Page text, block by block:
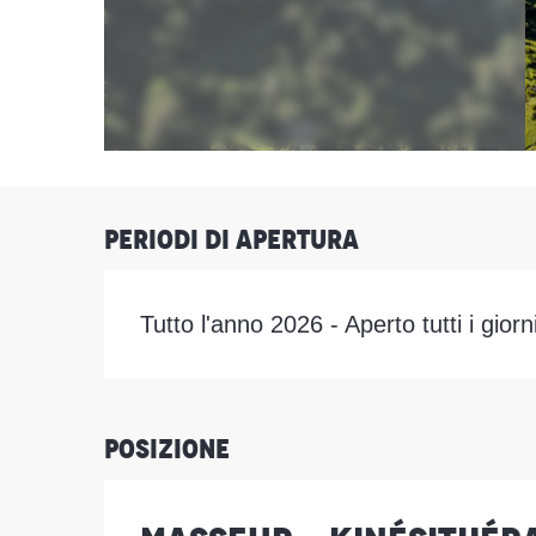
Periodi di apertura
Tutto l'anno 2026 - Aperto tutti i
Posizione